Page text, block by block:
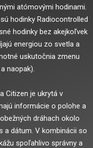
atómovými hodinami.
hodinky Radiocontrolled
hodinky bez akejkoľvek
energiou zo svetla a
uskutočnia zmenu
naopak).
Citizen je ukrytá v
informácie o polohe a
dráhach okolo
a dátum. V kombinácii so
spoľahlivo správny a